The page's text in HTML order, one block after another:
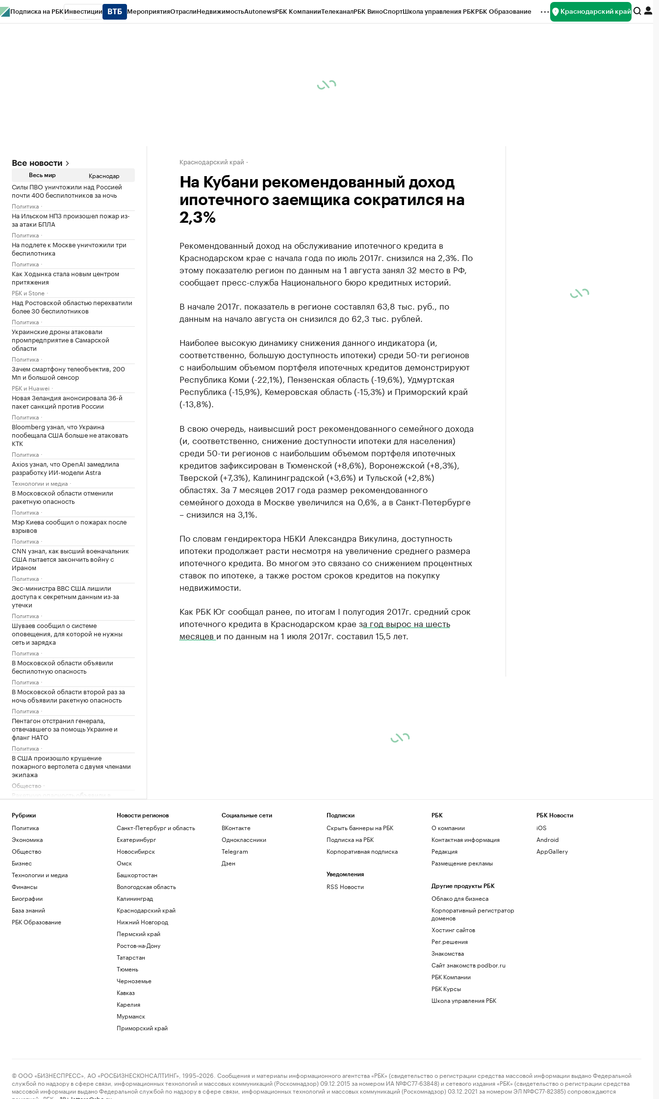
Подписка на РБК Инвестиции МероприятияОтраслиНедвижимостьAutonewsРБК КомпанииТелеканалРБК ВиноСпортШкола управления РБКРБК Образование Краснодарский край
Все новости
Весь мир Краснодар
Силы ПВО уничтожили над Россией
почти 400 беспилотников за ночь
Политика
На Ильском НПЗ произошел пожар из-
за атаки БПЛА
Политика
На подлете к Москве уничтожили три
беспилотника
Политика
Как Ходынка стала новым центром
притяжения
РБК и Stone
Над Ростовской областью перехватили
более 30 беспилотников
Политика
Украинские дроны атаковали
промпредприятие в Самарской
области
Политика
Зачем смартфону телеобъектив, 200
Мп и большой сенсор
РБК и Huawei
Новая Зеландия анонсировала 36-й
пакет санкций против России
Политика
Bloomberg узнал, что Украина
пообещала США больше не атаковать
КТК
Политика
Axios узнал, что OpenAI замедлила
разработку ИИ-модели Astra
Технологии и медиа
В Московской области отменили
ракетную опасность
Политика
Мэр Киева сообщил о пожарах после
взрывов
Политика
CNN узнал, как высший военачальник
США пытается закончить войну с
Ираном
Политика
Экс-министра ВВС США лишили
доступа к секретным данным из-за
утечки
Политика
Шуваев сообщил о системе
оповещения, для которой не нужны
сеть и зарядка
Политика
В Московской области объявили
беспилотную опасность
Политика
В Московской области второй раз за
ночь объявили ракетную опасность
Политика
Пентагон отстранил генерала,
отвечавшего за помощь Украине и
фланг НАТО
Политика
В США произошло крушение
пожарного вертолета с двумя членами
экипажа
Общество
Ракетную опасность объявили в
Политика
Краснодарский край
На Кубани рекомендованный доход
ипотечного заемщика сократился на
2,3%
Рекомендованный доход на обслуживание ипотечного кредита в
Краснодарском крае с начала года по июль 2017г. снизился на 2,3%. По
этому показателю регион по данным на 1 августа занял 32 место в РФ,
сообщает пресс-служба Национального бюро кредитных историй.
В начале 2017г. показатель в регионе составлял 63,8 тыс. руб., по
данным на начало августа он снизился до 62,3 тыс. рублей.
Наиболее высокую динамику снижения данного индикатора (и,
соответственно, большую доступность ипотеки) среди 50-ти регионов
с наибольшим объемом портфеля ипотечных кредитов демонстрируют
Республика Коми (-22,1%), Пензенская область (-19,6%), Удмуртская
Республика (-15,9%), Кемеровская область (-15,3%) и Приморский край
(-13,8%).
В свою очередь, наивысший рост рекомендованного семейного дохода
(и, соответственно, снижение доступности ипотеки для населения)
среди 50-ти регионов с наибольшим объемом портфеля ипотечных
кредитов зафиксирован в Тюменской (+8,6%), Воронежской (+8,3%),
Тверской (+7,3%), Калининградской (+3,6%) и Тульской (+2,8%)
областях. За 7 месяцев 2017 года размер рекомендованного
семейного дохода в Москве увеличился на 0,6%, а в Санкт-Петербурге
– снизился на 3,1%.
По словам гендиректора НБКИ Александра Викулина, доступность
ипотеки продолжает расти несмотря на увеличение среднего размера
ипотечного кредита. Во многом это связано со снижением процентных
ставок по ипотеке, а также ростом сроков кредитов на покупку
недвижимости.
Как РБК Юг сообщал ранее, по итогам I полугодия 2017г. средний срок
ипотечного кредита в Краснодарском крае за год вырос на шесть
месяцев и по данным на 1 июля 2017г. составил 15,5 лет.
Рубрики
Политика
Экономика
Общество
Бизнес
Технологии и медиа
Финансы
Биографии
База знаний
РБК Образование
Новости регионов
Санкт-Петербург и область
Екатеринбург
Новосибирск
Омск
Башкортостан
Вологодская область
Калининград
Краснодарский край
Нижний Новгород
Пермский край
Ростов-на-Дону
Татарстан
Тюмень
Черноземье
Кавказ
Карелия
Мурманск
Приморский край
Социальные сети
ВКонтакте
Одноклассники
Telegram
Дзен
Подписки
Скрыть баннеры на РБК
Подписка на РБК
Корпоративная подписка
Уведомления
RSS Новости
РБК
О компании
Контактная информация
Редакция
Размещение рекламы
Другие продукты РБК
Облако для бизнеса
Корпоративный регистратор
доменов
Хостинг сайтов
Рег.решения
Знакомства
Сайт знакомств podbor.ru
РБК Компании
РБК Курсы
Школа управления РБК
РБК Новости
iOS
Android
AppGallery
© ООО «БИЗНЕСПРЕСС», АО «РОСБИЗНЕСКОНСАЛТИНГ», 1995–2026. Сообщения и материалы информационного агентства «РБК» (свидетельство о регистрации средства массовой информации выдано Федеральной
службой по надзору в сфере связи, информационных технологий и массовых коммуникаций (Роскомнадзор) 09.12.2015 за номером ИА №ФС77-63848) и сетевого издания «РБК» (свидетельство о регистрации средства
массовой информации выдано Федеральной службой по надзору в сфере связи, информационных технологий и массовых коммуникаций (Роскомнадзор) 03.12.2021 за номером ЭЛ №ФС77-82385) сопровождаются